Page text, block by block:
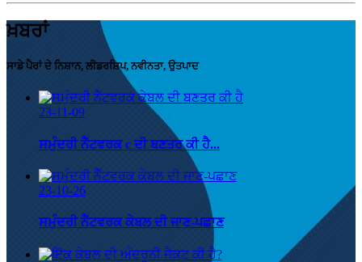
ਖ਼ਬਰਾਂ
ਸਾਡੇ ਪੈਰਾਂ ਦੇ ਨਿਸ਼ਾਨ, ਲੀਡਰਸ਼ਿਪ, ਨਵੀਨਤਾ, ਉਤਪਾਦ
23-11-09
ਸਮੁੰਦਰੀ ਨੈੱਟਵਰਕ c ਦੀ ਬਣਤਰ ਕੀ ਹੈ...
23-10-26
ਸਮੁੰਦਰੀ ਨੈੱਟਵਰਕ ਕੇਬਲ ਦੀ ਜਾਣ-ਪਛਾਣ